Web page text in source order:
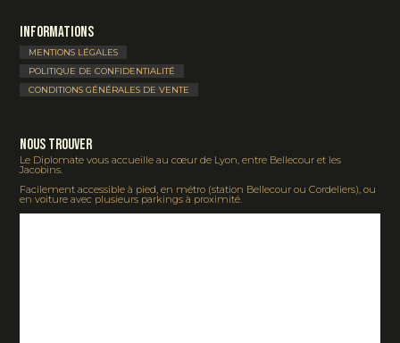
Informations
MENTIONS LÉGALES
POLITIQUE DE CONFIDENTIALITÉ
CONDITIONS GÉNÉRALES DE VENTE
Nous Trouver
Le Diplomate vous accueille au cœur de Lyon, entre Bellecour et les
Jacobins.
Facilement accessible à pied, en métro (station Bellecour ou Cordeliers), ou
en voiture avec plusieurs parkings à proximité.